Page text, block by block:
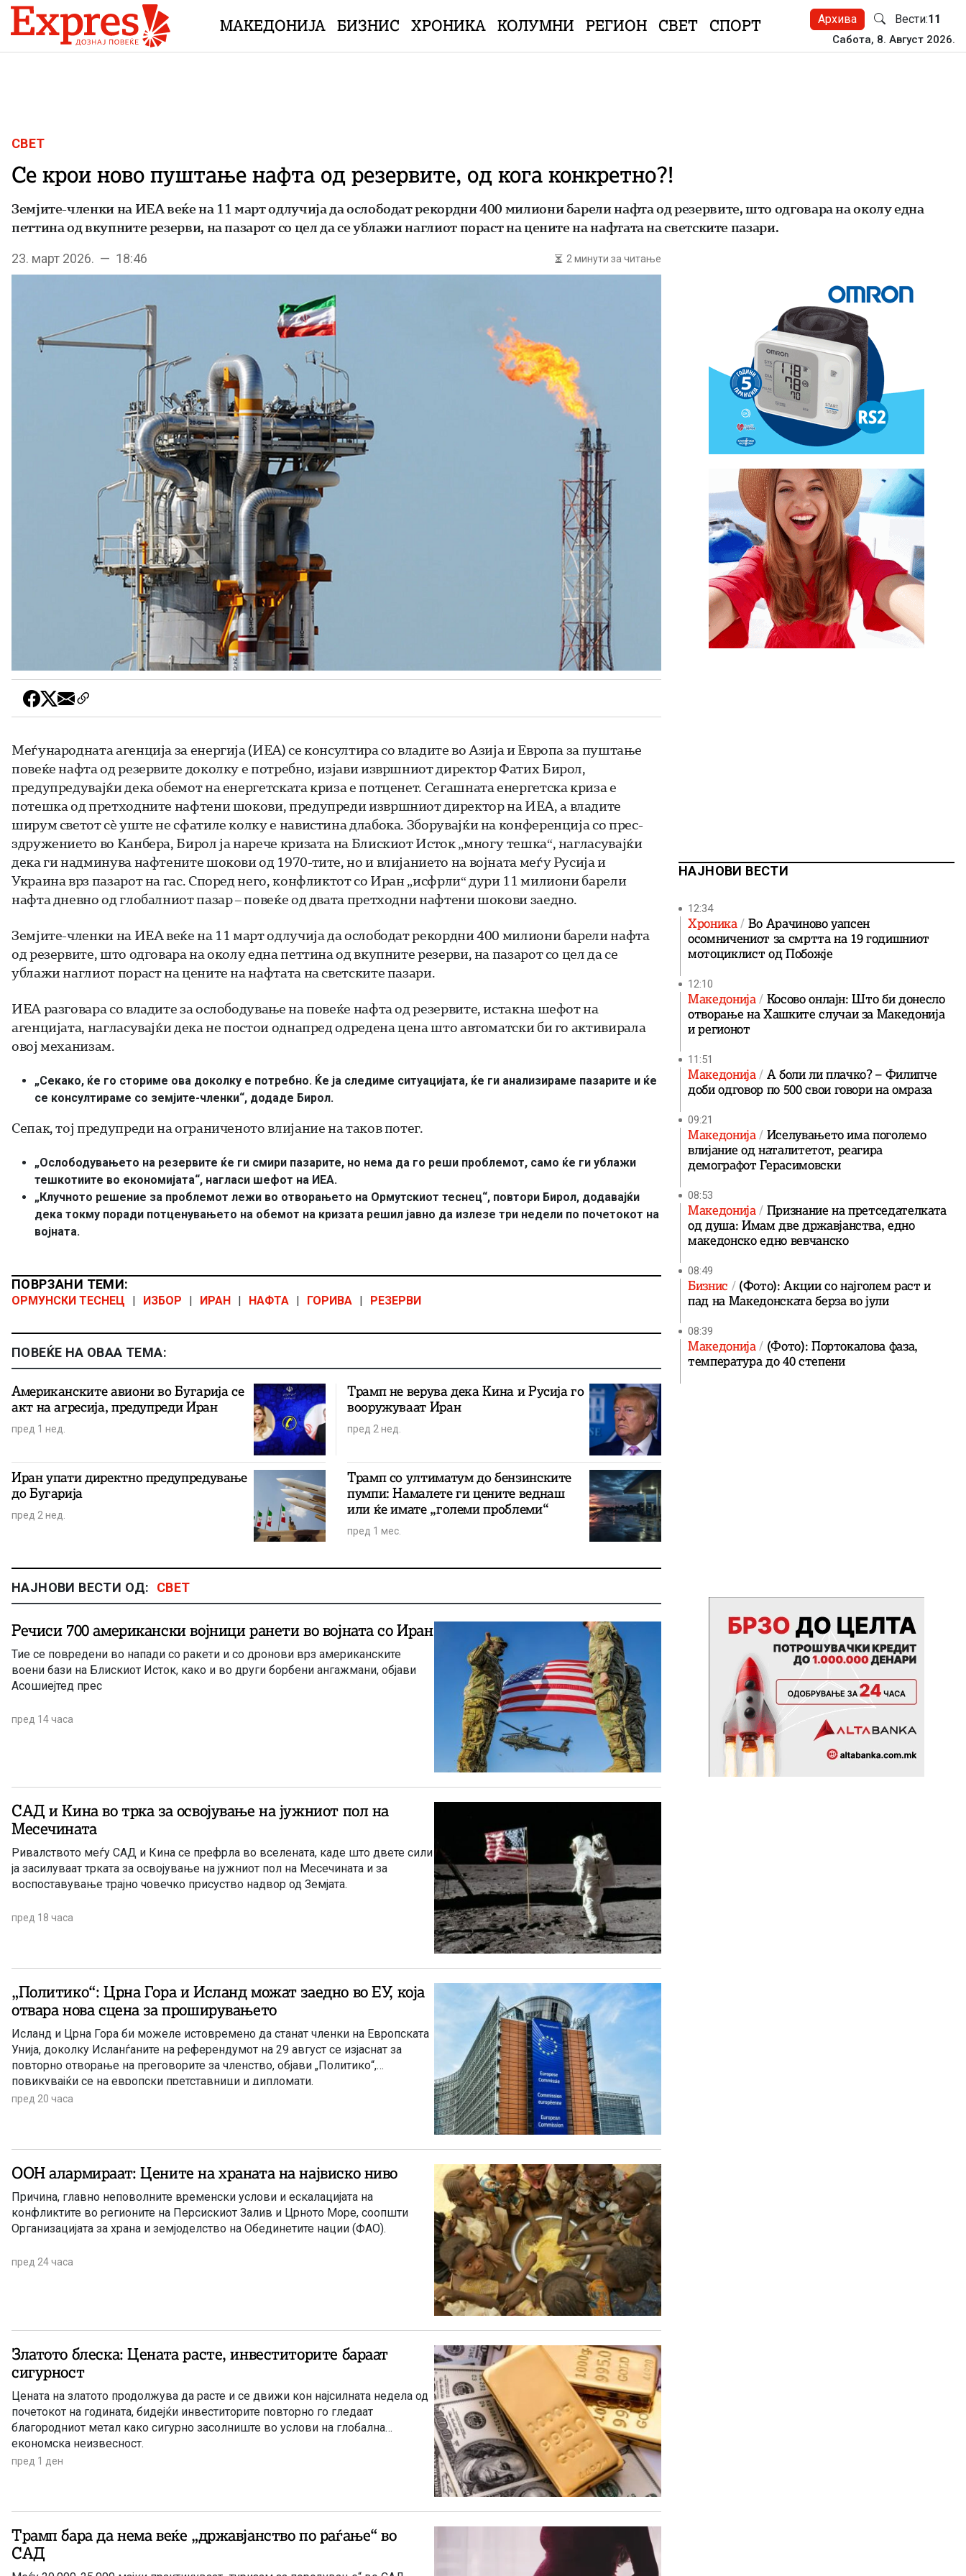
Skip to content
МАКЕДОНИЈА БИЗНИС ХРОНИКА КОЛУМНИ РЕГИОН СВЕТ СПОРТ Архива Вести:11
Сабота, 8. Август 2026.
СВЕТ
Се крои ново пуштање нафта од резервите, од кога конкретно?!
Земјите-членки на ИЕА веќе на 11 март одлучија да ослободат рекордни 400 милиони барели нафта од резервите, што одговара на околу една
петтина од вкупните резерви, на пазарот со цел да се ублажи наглиот пораст на цените на нафтата на светските пазари.
23. март 2026. — 18:46 2 минути за читање
Меѓународната агенција за енергија (ИЕА) се консултира со владите во Азија и Европа за пуштање
повеќе нафта од резервите доколку е потребно, изјави извршниот директор Фатих Бирол,
предупредувајќи дека обемот на енергетската криза е потценет. Сегашната енергетска криза е
потешка од претходните нафтени шокови, предупреди извршниот директор на ИЕА, а владите
ширум светот сè уште не сфатиле колку е навистина длабока. Зборувајќи на конференција со прес-
здружението во Канбера, Бирол ја нарече кризата на Блискиот Исток „многу тешка“, нагласувајќи
дека ги надминува нафтените шокови од 1970-тите, но и влијанието на војната меѓу Русија и
Украина врз пазарот на гас. Според него, конфликтот со Иран „исфрли“ дури 11 милиони барели
нафта дневно од глобалниот пазар – повеќе од двата претходни нафтени шокови заедно.
Земјите-членки на ИЕА веќе на 11 март одлучија да ослободат рекордни 400 милиони барели нафта
од резервите, што одговара на околу една петтина од вкупните резерви, на пазарот со цел да се
ублажи наглиот пораст на цените на нафтата на светските пазари.
ИЕА разговара со владите за ослободување на повеќе нафта од резервите, истакна шефот на
агенцијата, нагласувајќи дека не постои однапред одредена цена што автоматски би го активирала
овој механизам.
„Секако, ќе го сториме ова доколку е потребно. Ќе ја следиме ситуацијата, ќе ги анализираме пазарите и ќе
се консултираме со земјите-членки“, додаде Бирол.
Сепак, тој предупреди на ограниченото влијание на таков потег.
„Ослободувањето на резервите ќе ги смири пазарите, но нема да го реши проблемот, само ќе ги ублажи
тешкотиите во економијата“, нагласи шефот на ИЕА.
„Клучното решение за проблемот лежи во отворањето на Ормутскиот теснец“, повтори Бирол, додавајќи
дека токму поради потценувањето на обемот на кризата решил јавно да излезе три недели по почетокот на
војната.
ПОВРЗАНИ ТЕМИ:
ОРМУНСКИ ТЕСНЕЦ | ИЗБОР | ИРАН | НАФТА | ГОРИВА | РЕЗЕРВИ
ПОВЕЌЕ НА ОВАА ТЕМА:
Американските авиони во Бугарија се
акт на агресија, предупреди Иран
пред 1 нед.
Трамп не верува дека Кина и Русија го
вооружуваат Иран
пред 2 нед.
Иран упати директно предупредување
до Бугарија
пред 2 нед.
Трамп со ултиматум до бензинските
пумпи: Намалете ги цените веднаш
или ќе имате „големи проблеми“
пред 1 мес.
НАЈНОВИ ВЕСТИ ОД: СВЕТ
Речиси 700 американски војници ранети во војната со Иран
Тие се повредени во напади со ракети и со дронови врз американските
воени бази на Блискиот Исток, како и во други борбени ангажмани, објави
Асошиејтед прес
пред 14 часа
САД и Кина во трка за освојување на јужниот пол на
Месечината
Ривалството меѓу САД и Кина се префрла во вселената, каде што двете сили
ја засилуваат трката за освојување на јужниот пол на Месечината и за
воспоставување трајно човечко присуство надвор од Земјата.
пред 18 часа
„Политико“: Црна Гора и Исланд можат заедно во ЕУ, која
отвара нова сцена за проширувањето
Исланд и Црна Гора би можеле истовремено да станат членки на Европската
Унија, доколку Исланѓаните на референдумот на 29 август се изјаснат за
повторно отворање на преговорите за членство, објави „Политико“,
повикувајќи се на европски претставници и дипломати.
пред 20 часа
ООН алармираат: Цените на храната на највиско ниво
Причина, главно неповолните временски услови и ескалацијата на
конфликтите во регионите на Персискиот Залив и Црното Море, соопшти
Организацијата за храна и земјоделство на Обединетите нации (ФАО).
пред 24 часа
Златото блеска: Цената расте, инвеститорите бараат
сигурност
Цената на златото продолжува да расте и се движи кон најсилната недела од
почетокот на годината, бидејќи инвеститорите повторно го гледаат
благородниот метал како сигурно засолниште во услови на глобална
економска неизвесност.
пред 1 ден
Трамп бара да нема веќе „државјанство по раѓање“ во
САД
НАЈНОВИ ВЕСТИ
12:34
Хроника Во Арачиново уапсен
осомничениот за смртта на 19 годишниот
мотоциклист од Побожје
12:10
Македонија Косово онлајн: Што би донесло
отворање на Хашките случаи за Македонија
и регионот
11:51
Македонија А боли ли плачко? – Филипче
доби одговор по 500 свои говори на омраза
09:21
Македонија Иселувањето има поголемо
влијание од наталитетот, реагира
демографот Герасимовски
08:53
Македонија Признание на претседателката
од душа: Имам две државјанства, едно
македонско едно вевчанско
08:49
Бизнис
(Фото): Акции со најголем раст и
пад на Македонската берза во јули
08:39
Македонија (Фото): Портокалова фаза,
температура до 40 степени